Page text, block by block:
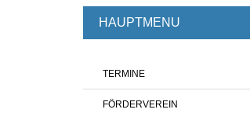
HAUPTMENU
TERMINE
FÖRDERVEREIN